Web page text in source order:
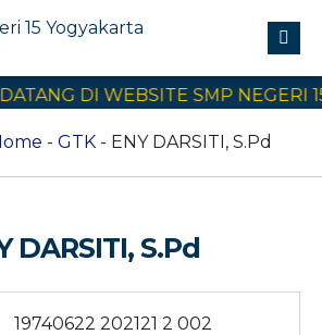
DI WEBSITE SMP NEGERI 15
- GTK- ENY DARSITI, S.Pd
DARSITI, S.Pd
19740622 202121 2 002